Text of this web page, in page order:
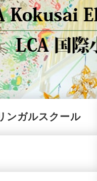
ンガルスクール